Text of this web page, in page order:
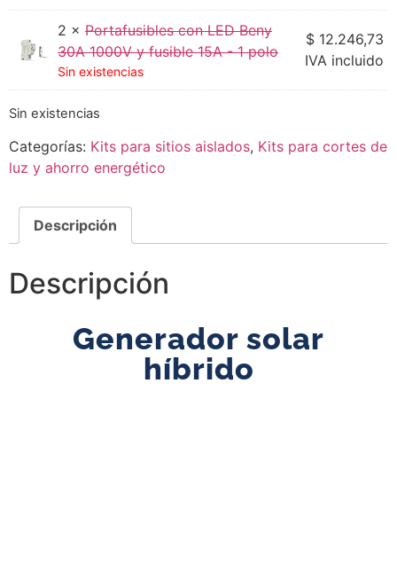
2 × Portafusibles con LED Beny
30A 1000V y fusible 15A - 1 polo
Sin existencias
$ 12.246,73
IVA incluido
Sin existencias
Categorías: Kits para sitios aislados, Kits para cortes de
luz y ahorro energético
Descripción
Descripción
Generador solar
híbrido